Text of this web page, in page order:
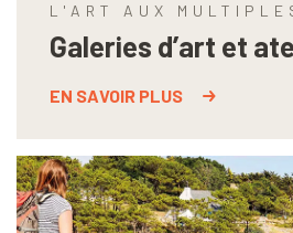
L'ART AUX
Galeries d’art et
EN SAVOIR PLUS